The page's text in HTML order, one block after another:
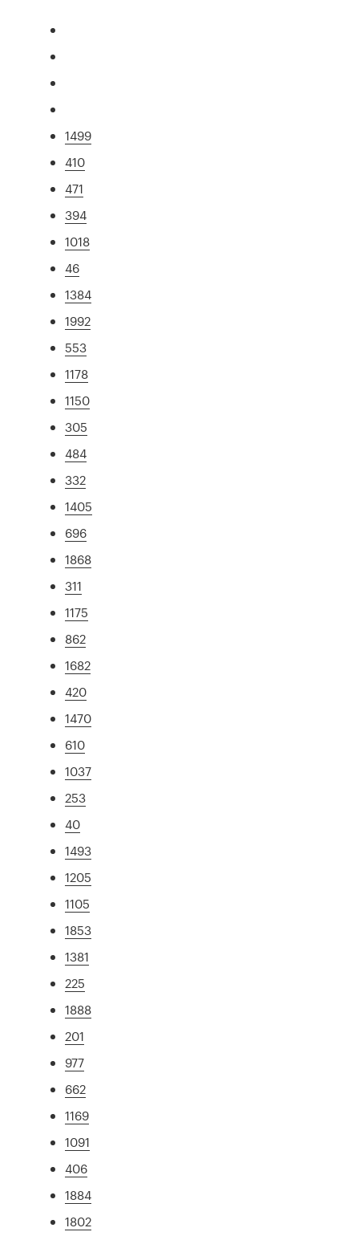
1499
410
471
394
1018
46
1384
1992
553
1178
1150
305
484
332
1405
696
1868
311
1175
862
1682
420
1470
610
1037
253
40
1493
1205
1105
1853
1381
225
1888
201
977
662
1169
1091
406
1884
1802